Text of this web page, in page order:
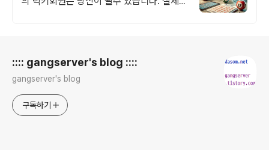
:::: gangserver's blog ::::
gangserver's blog
구독하기